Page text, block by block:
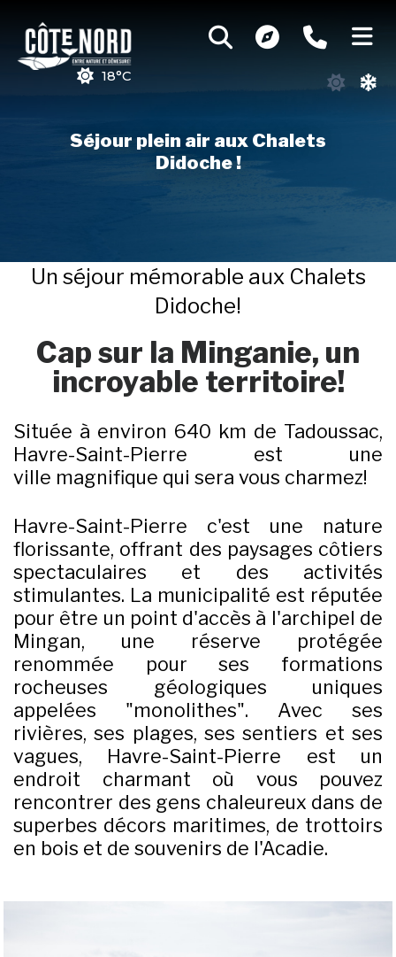
18°C
Séjour plein air aux Chalets
Didoche !
Un séjour mémorable aux Chalets
Didoche!
Cap sur la Minganie, un
incroyable territoire!
Située à environ 640 km de Tadoussac,
Havre-Saint-Pierre est une
ville magnifique qui sera vous charmez!
Havre-Saint-Pierre c'est une nature
florissante, offrant des paysages côtiers
spectaculaires et des activités
stimulantes. La municipalité est réputée
pour être un point d'accès à l'archipel de
Mingan, une réserve protégée
renommée pour ses formations
rocheuses géologiques uniques
appelées "monolithes". Avec ses
rivières, ses plages, ses sentiers et ses
vagues, Havre-Saint-Pierre est un
endroit charmant où vous pouvez
rencontrer des gens chaleureux dans de
superbes décors maritimes, de trottoirs
en bois et de souvenirs de l'Acadie.